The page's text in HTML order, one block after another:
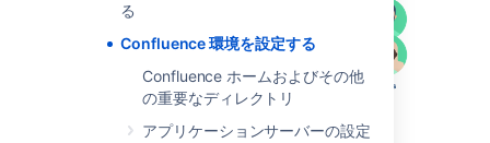
る
Confluence 環境を設定する
Confluence ホームおよびその他
の重要なディレクトリ
アプリケーションサーバーの設定